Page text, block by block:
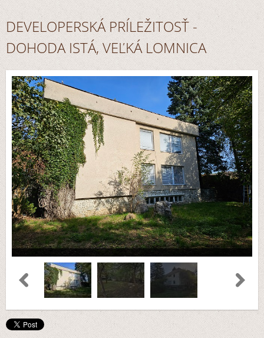
DEVELOPERSKÁ PRÍLEŽITOSŤ -
DOHODA ISTÁ, VEĽKÁ LOMNICA